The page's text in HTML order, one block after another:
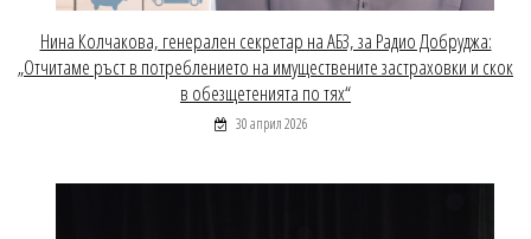
Нина Колчакова, генерален секретар на АБЗ, за Радио Добруджа:
„Отчитаме ръст в потреблението на имуществените застраховки и скок
в обезщетенията по тях“
30 април 2026